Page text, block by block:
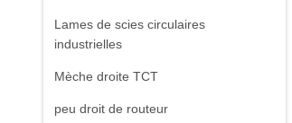
Lames de scies circulaires
industrielles
Mèche droite TCT
peu droit de routeur